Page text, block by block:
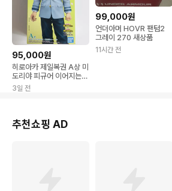
95,000원
히로아카 제일복권 A상 미
도리야 피규어 이어지는
마음 나히아
3일 전
99,000원
언더아머 HOVR 팬텀2
그레이 270 새상품
11시간 전
추천쇼핑 AD